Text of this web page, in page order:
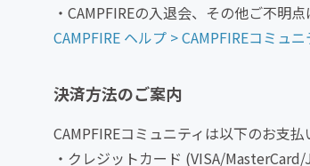
・CAMPFIREの入退会、その他ご不明
CAMPFIRE ヘルプ > CAMPFIREコミュニ
決済方法のご案内
CAMPFIREコミュニティは以下のお支払
・クレジットカード (VISA/